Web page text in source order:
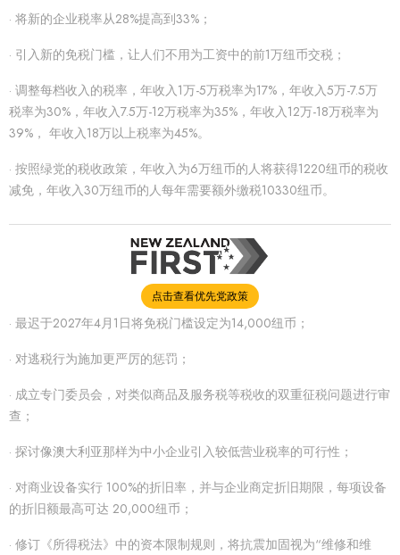
· 将新的企业税率从28%提高到33%；
· 引入新的免税门槛，让人们不用为工资中的前1万纽币交税；
· 调整每档收入的税率，年收入1万-5万税率为17%，年收入5万-7.5万
税率为30%，年收入7.5万-12万税率为35%，年收入12万-18万税率为
39%， 年收入18万以上税率为45%。
· 按照绿党的税收政策，年收入为6万纽币的人将获得1220纽币的税收
减免，年收入30万纽币的人每年需要额外缴税10330纽币。
点击查看优先党政策
· 最迟于2027年4月1日将免税门槛设定为14,000纽币；
· 对逃税行为施加更严厉的惩罚；
· 成立专门委员会，对类似商品及服务税等税收的双重征税问题进行审
查；
· 探讨像澳大利亚那样为中小企业引入较低营业税率的可行性；
· 对商业设备实行 100%的折旧率，并与企业商定折旧期限，每项设备
的折旧额最高可达 20,000纽币；
· 修订《所得税法》中的资本限制规则，将抗震加固视为“维修和维